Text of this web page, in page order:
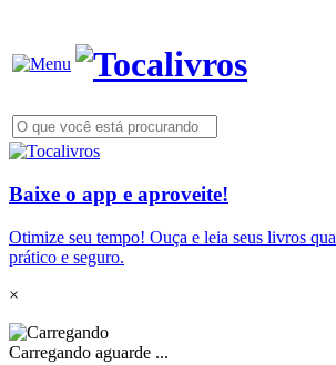
Baixe o app e aproveite!
Otimize seu tempo! Ouça e leia seus livros
prático e seguro.
×
Carregando aguarde ...